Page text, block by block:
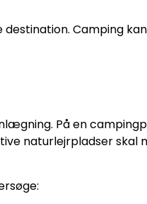
Camping
På en
naturlejrpladser skal